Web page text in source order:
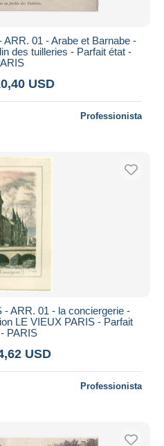
ARR. 01 - Arabe et Barnabe -
des tuilleries - Parfait état -
USD
Professionista
- ARR. 01 - la conciergerie -
LE VIEUX PARIS - Parfait
PARIS
USD
Professionista